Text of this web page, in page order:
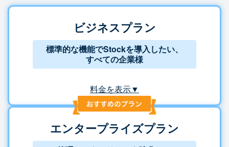
ビジネスプラン
標準的な機能でStockを導入したい、
すべての企業様
料金を表示▼
エンタープライズプラン